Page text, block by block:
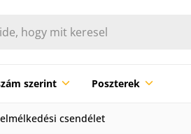
szerint Poszterek
csendélet